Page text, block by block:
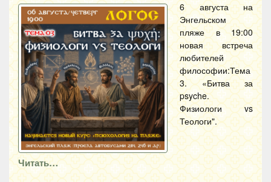
6 августа на
Энгельском
пляже в 19:00
новая встреча
любителей
философии:Тема
3. «Битва за
psyche.
Физиологи vs
Теологи".
Читать…